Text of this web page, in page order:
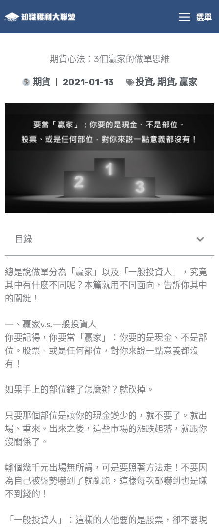
至
主
選單
期貨心法：3個贏家的做單思維
期貨 2021-01-13 投資,期貨, 贏家
目錄
總是說做單分為「贏家」以及「一般投資人」，究竟
其中有什麼不同呢？本篇就用不同面向，告訴你其中
的關鍵！
一、贏家v.s.一般投資人
你要記得，你要當「贏家」：你要的是現金、不是部
位。股票、或是任何部位，對你來說一點意義都沒
有！
如果手上的部位錯了怎麼辦？就砍掉。
只要那個部位是讓你的現金變少的，就不要了。就出
場、重來。出來之後，這些市場的漲跌起落，就跟你
沒關係了。
輸個幾千元出場無所謂，可是要照著方法走！不要因
為自己被盤勢嚇到了就亂跑，這樣每次都嚇到也是賺
不到錢的！
「一般投資人」：這樣的人他要的是股票，卻不要現